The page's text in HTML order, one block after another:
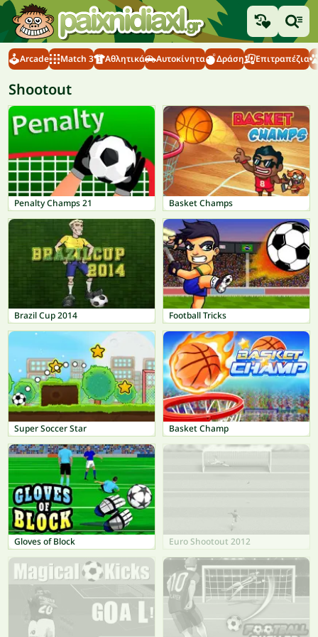
Arcade Match 3 Αθλητικά Αυτοκίνητα Δράση Επιτραπέζια
Shootout
Penalty Champs 21 Basket Champs
Brazil Cup 2014 Football Tricks
Super Soccer Star Basket Champ
Gloves of Block Euro Shootout 2012